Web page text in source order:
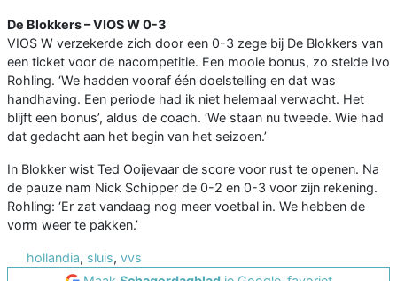
De Blokkers – VIOS W 0-3
VIOS W verzekerde zich door een 0-3 zege bij De Blokkers van
een ticket voor de nacompetitie. Een mooie bonus, zo stelde Ivo
Rohling. ‘We hadden vooraf één doelstelling en dat was
handhaving. Een periode had ik niet helemaal verwacht. Het
blijft een bonus’, aldus de coach. ‘We staan nu tweede. Wie had
dat gedacht aan het begin van het seizoen.’
In Blokker wist Ted Ooijevaar de score voor rust te openen. Na
de pauze nam Nick Schipper de 0-2 en 0-3 voor zijn rekening.
Rohling: ‘Er zat vandaag nog meer voetbal in. We hebben de
vorm weer te pakken.’
hollandia, sluis, vvs